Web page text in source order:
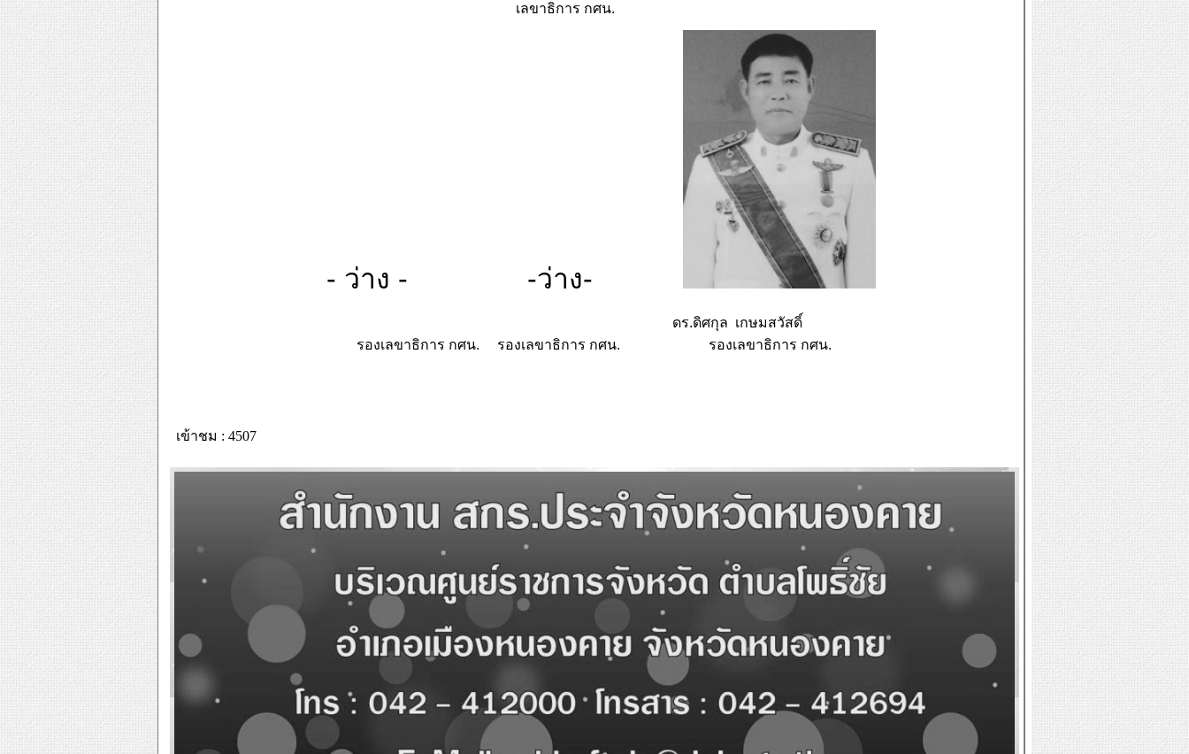
เลขาธิการ กศน.
- ว่าง - -ว่าง-
ดร.ดิศกุล เกษมสวัสดิ์
รองเลขาธิการ กศน. รองเลขาธิการ กศน. รองเลขาธิการ กศน.
เข้าชม : 4507